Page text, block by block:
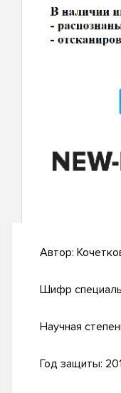
Автор:
Шифр
Научная
Год защиты: